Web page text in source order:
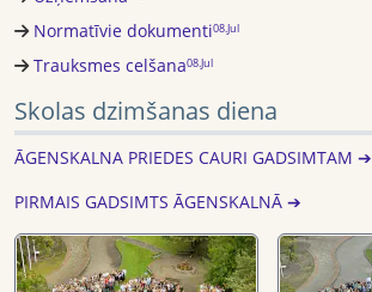
Normatīvie dokumenti08.Jul
Trauksmes celšana08.Jul
Skolas dzimšanas diena
ĀGENSKALNA PRIEDES CAURI GADSIMTAM ➔
PIRMAIS GADSIMTS ĀGENSKALNĀ ➔